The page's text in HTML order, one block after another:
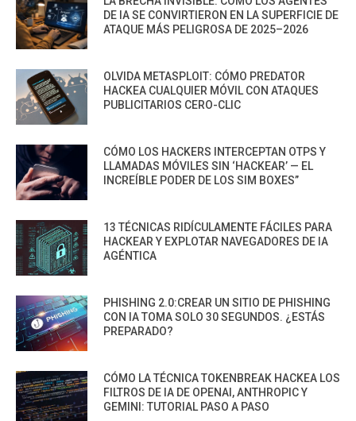
DE IA SE CONVIRTIERON EN LA SUPERFICIE DE
ATAQUE MÁS PELIGROSA DE 2025–2026
OLVIDA METASPLOIT: CÓMO PREDATOR
HACKEA CUALQUIER MÓVIL CON ATAQUES
PUBLICITARIOS CERO-CLIC
CÓMO LOS HACKERS INTERCEPTAN OTPS Y
LLAMADAS MÓVILES SIN ‘HACKEAR’ — EL
INCREÍBLE PODER DE LOS SIM BOXES”
13 TÉCNICAS RIDÍCULAMENTE FÁCILES PARA
HACKEAR Y EXPLOTAR NAVEGADORES DE IA
AGÉNTICA
PHISHING 2.0:CREAR UN SITIO DE PHISHING
CON IA TOMA SOLO 30 SEGUNDOS. ¿ESTÁS
PREPARADO?
CÓMO LA TÉCNICA TOKENBREAK HACKEA LOS
FILTROS DE IA DE OPENAI, ANTHROPIC Y
GEMINI: TUTORIAL PASO A PASO